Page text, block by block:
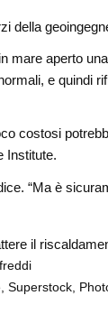
della
mare aperto
e quindi
costosi
Institute.
“Ma è
Superstock,